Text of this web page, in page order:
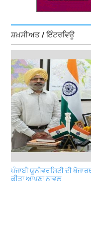
ਸ਼ਖ਼ਸੀਅਤ / ਇੰਟਰਵਿਊ
ਪੰਜਾਬੀ ਯੂਨੀਵਰਸਿਟੀ ਦੀ
ਕੀਤਾ ਆਪਣਾ ਨਾਵਲ